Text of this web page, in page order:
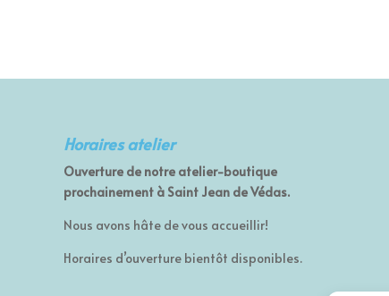
Horaires atelier
Ouverture de notre atelier-boutique
prochainement à Saint Jean de Védas.
Nous avons hâte de vous accueillir!
Horaires d’ouverture bientôt disponibles.